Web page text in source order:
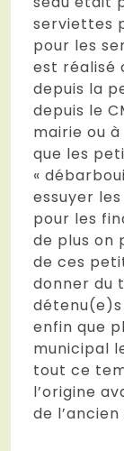
serviettes
pour les
est réalisé
depuis la
depuis le
mairie ou
que les
«
essuyer
pour les
de plus on
de ces
donner du
détenu(e)s
enfin que
municipal
tout ce
l’origine
de